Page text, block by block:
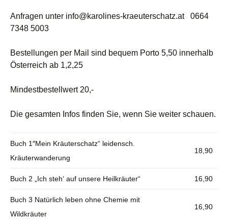
Anfragen unter info@karolines-kraeuterschatz.at 0664
7348 5003
Bestellungen per Mail sind bequem Porto 5,50 innerhalb
Österreich ab 1,2,25
Mindestbestellwert 20,-
Die gesamten Infos finden Sie, wenn Sie weiter schauen.
Buch 1″Mein Kräuterschatz“ leidensch.
Kräuterwanderung
18,90
Buch 2 „Ich steh‘ auf unsere Heilkräuter“ 16,90
Buch 3 Natürlich leben ohne Chemie mit
Wildkräuter
16,90